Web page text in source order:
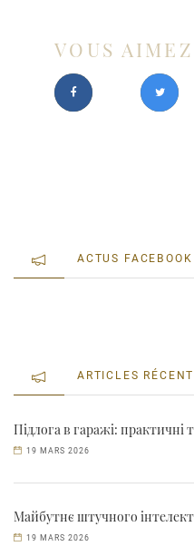
VOUS
ACTUS FACEBOOK
ARTICLES
Підлога в гаражі: практичні
19 MARS 2026
Майбутнє штучного
19 MARS 2026